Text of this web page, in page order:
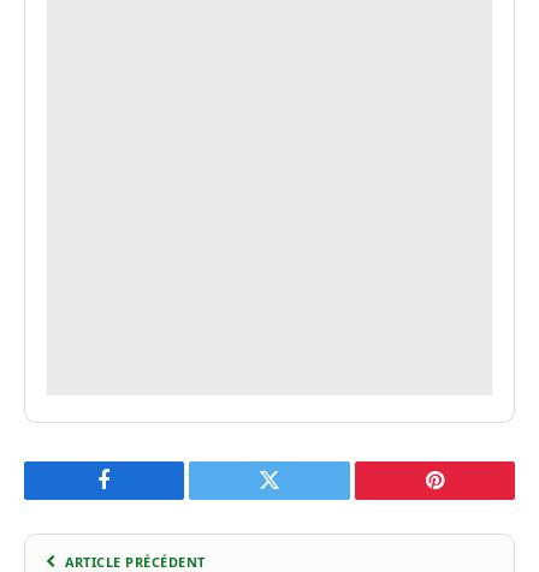
Facebook Twitter Pinterest
ARTICLE PRÉCÉDENT